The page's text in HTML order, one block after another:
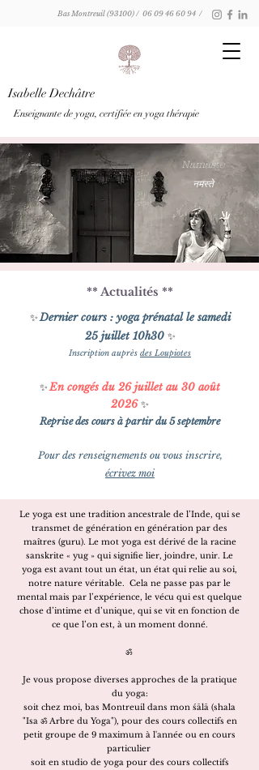
Bas Montreuil (93100) / 06 09 46 60 94 /
Isabelle Dechâtre
Enseignante de yoga, certifiée en yoga thérapie
Namaste
नमस्ते
** Actualités **
✨Dernier cours : yoga prénatal le samedi
25 juillet 10h30 ✨​
Inscription auprès des Loupiotes
✨En congés du 26 juillet au 30 août
2026 ✨​
Reprise des cours à partir du 5 septembre
Pour des renseignements ou vous inscrire,
écrivez moi
Le yoga est une tradition ancestrale de l’Inde, qui se
transmet de génération en génération par des
maîtres (guru). Le mot yoga est dérivé de la racine
sanskrite « yug » qui signifie lier, joindre, unir. Le
yoga est avant tout un état, un état qui relie au soi,
notre nature véritable. Cela ne passe pas par le
mental mais par l’expérience, le vécu qui est quelque
chose d’intime et d’unique, qui se vit en fonction de
ce que l’on est, à un moment donné.
ॐ
Je vous propose diverses approches de la pratique
du yoga:
soit chez moi, bas Montreuil dans mon śālā (shala
"Isa ॐ Arbre du Yoga"), pour des cours collectifs en
petit groupe de 9 maximum à l'année ou en cours
particulier
soit en studio de yoga pour des cours collectifs